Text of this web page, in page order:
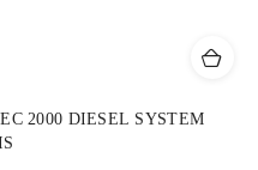
2000 DIESEL SYSTEM